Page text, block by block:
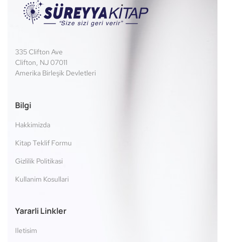
335 Clifton Ave
Clifton, NJ 07011
Amerika Birleşik Devletleri
Bilgi
Hakkimizda
Kitap Teklif Formu
Gizlilik Politikasi
Kullanim Kosullari
Yararli Linkler
Iletisim